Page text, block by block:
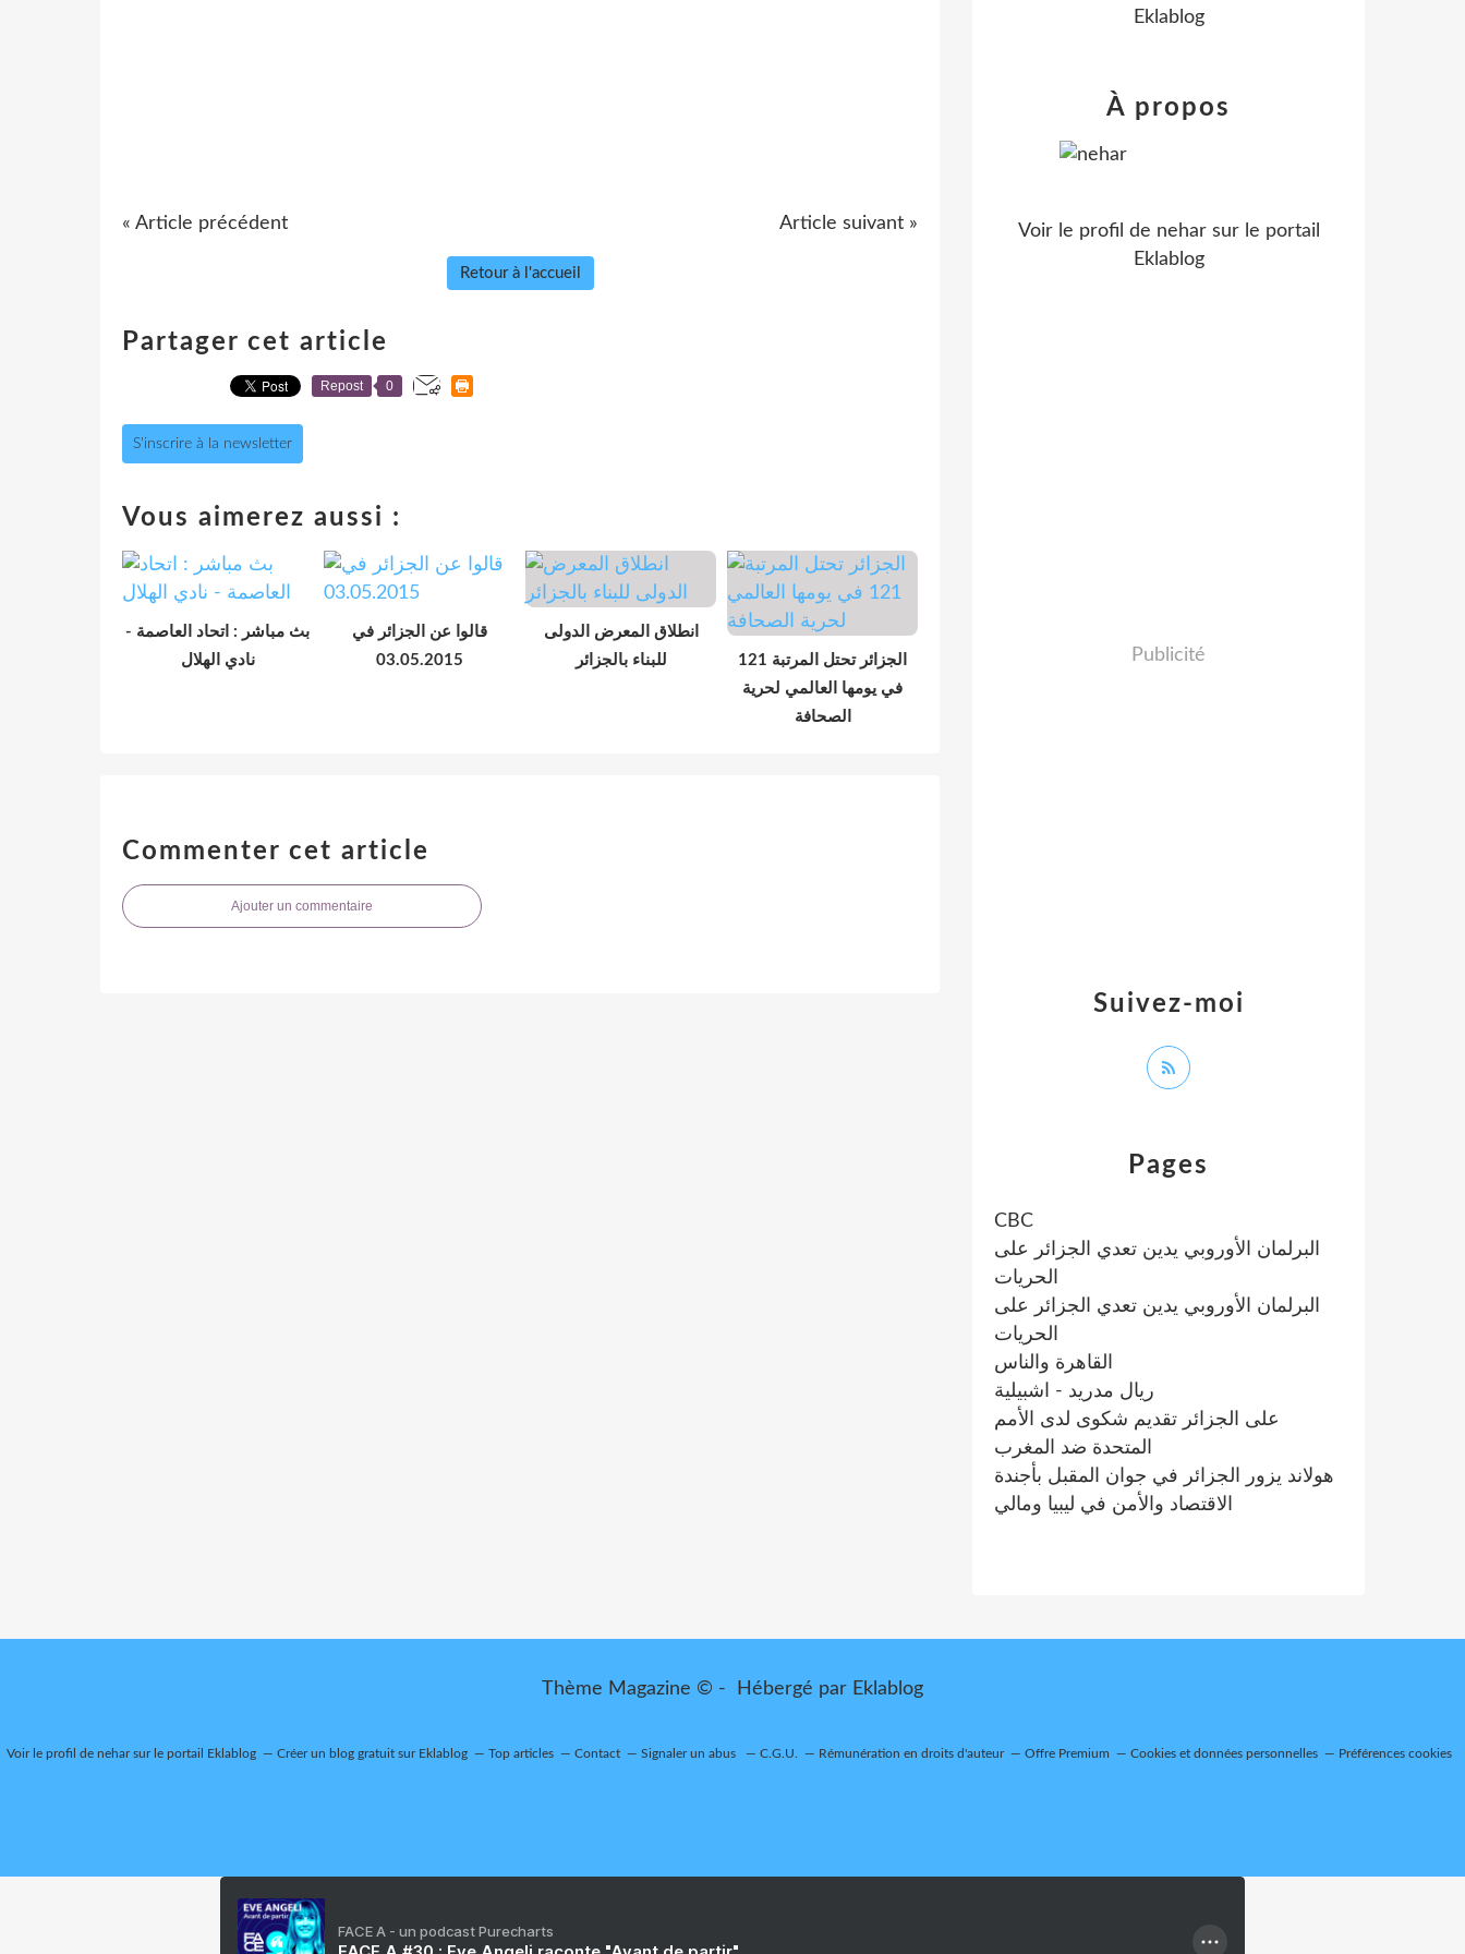
« Article précédent Article suivant »
Retour à l'accueil
Partager cet article
Repost 0
S'inscrire à la newsletter
Vous aimerez aussi :
بث مباشر : اتحاد العاصمة -
نادي الهلال
قالوا عن الجزائر في
03.05.2015
انطلاق المعرض الدولى
للبناء بالجزائر
الجزائر تحتل المرتبة 121
في يومها العالمي لحرية
الصحافة
Commenter cet article
Ajouter un commentaire
Pages
CBC
البرلمان الأوروبي يدين تعدي الجزائر على
الحريات
البرلمان الأوروبي يدين تعدي الجزائر على
الحريات
القاهرة والناس
ريال مدريد - اشبيلية
على الجزائر تقديم شكوى لدى الأمم
المتحدة ضد المغرب
هولاند يزور الجزائر في جوان المقبل بأجندة
الاقتصاد والأمن في ليبيا ومالي
Eklablog
Suivez-moi
À propos
Voir le profil de neharsur le portail
Eklablog
Publicité
Thème Magazine © - Hébergé par Eklablog
Voir le profil de neharsur le portail Eklablog Créer un blog gratuit sur Eklablog Top articles Contact Signaler un abus C.G.U. Rémunération en droits d'auteur Offre Premium Cookies et données personnelles Préférences cookies
FACE A - un podcast Purecharts